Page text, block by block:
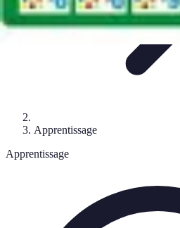
Apprentissage
Apprentissage